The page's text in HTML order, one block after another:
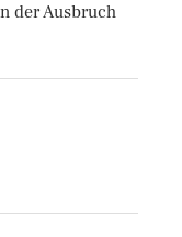
der Ausbruch